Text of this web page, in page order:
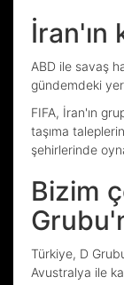
İran'ın
ABD ile savaş
gündemdeki
FIFA, İran'ın
taşıma
şehirlerinde
Bizim
Türkiye, D
Avustralya ile